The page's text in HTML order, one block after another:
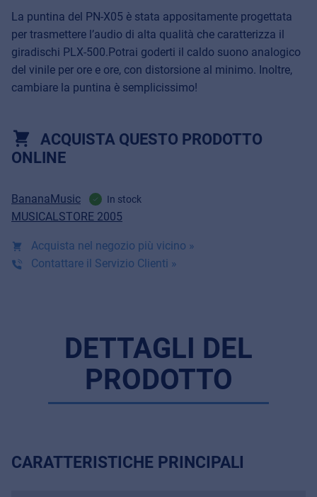
La puntina del PN-X05 è stata appositamente progettata
per trasmettere l’audio di alta qualità che caratterizza il
giradischi PLX-500.Potrai goderti il caldo suono analogico
del vinile per ore e ore, con distorsione al minimo. Inoltre,
cambiare la puntina è semplicissimo!
ACQUISTA QUESTO PRODOTTO
ONLINE
BananaMusic In stock
MUSICALSTORE 2005
Acquista nel negozio più vicino »
Contattare il Servizio Clienti »
DETTAGLI DEL
PRODOTTO
CARATTERISTICHE PRINCIPALI